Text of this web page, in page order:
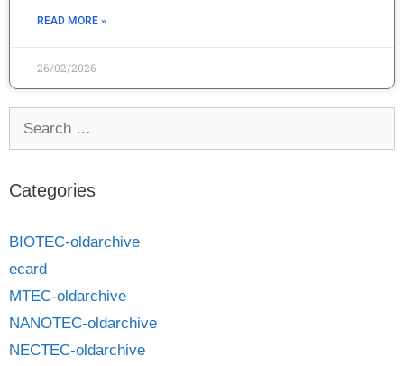
READ MORE »
26/02/2026
Categories
BIOTEC-oldarchive
ecard
MTEC-oldarchive
NANOTEC-oldarchive
NECTEC-oldarchive